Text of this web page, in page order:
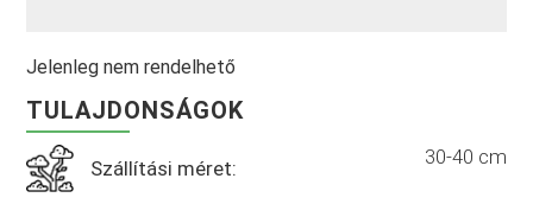
Jelenleg nem rendelhető
TULAJDONSÁGOK
Szállítási méret: 30-40 cm